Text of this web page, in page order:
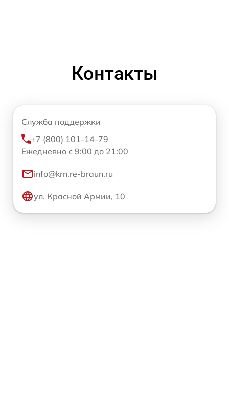
Контакты
Служба поддержки
+7 (800) 101-14-79
Ежедневно с 9:00 до 21:00
info@krn.re-braun.ru
ул. Красной Армии, 10